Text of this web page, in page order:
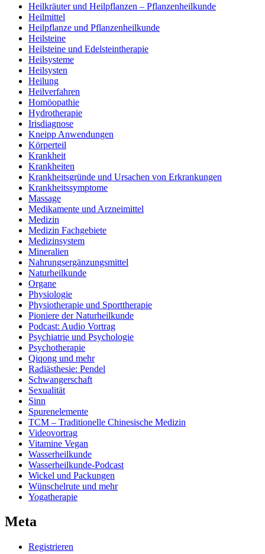
Heilkräuter und Heilpflanzen – Pflanzenheilkunde
Heilmittel
Heilpflanze und Pflanzenheilkunde
Heilsteine
Heilsteine und Edelsteintherapie
Heilsysteme
Heilsysten
Heilung
Heilverfahren
Homöopathie
Hydrotherapie
Irisdiagnose
Kneipp Anwendungen
Körperteil
Krankheit
Krankheiten
Krankheitsgründe und Ursachen von Erkrankungen
Krankheitssymptome
Massage
Medikamente und Arzneimittel
Medizin
Medizin Fachgebiete
Medizinsystem
Mineralien
Nahrungsergänzungsmittel
Naturheilkunde
Organe
Physiologie
Physiotherapie und Sporttherapie
Pioniere der Naturheilkunde
Podcast: Audio Vortrag
Psychiatrie und Psychologie
Psychotherapie
Qiqong und mehr
Radiästhesie: Pendel
Schwangerschaft
Sexualität
Sinn
Spurenelemente
TCM – Traditionelle Chinesische Medizin
Videovortrag
Vitamine Vegan
Wasserheilkunde
Wasserheilkunde-Podcast
Wickel und Packungen
Wünschelrute und mehr
Yogatherapie
Meta
Registrieren